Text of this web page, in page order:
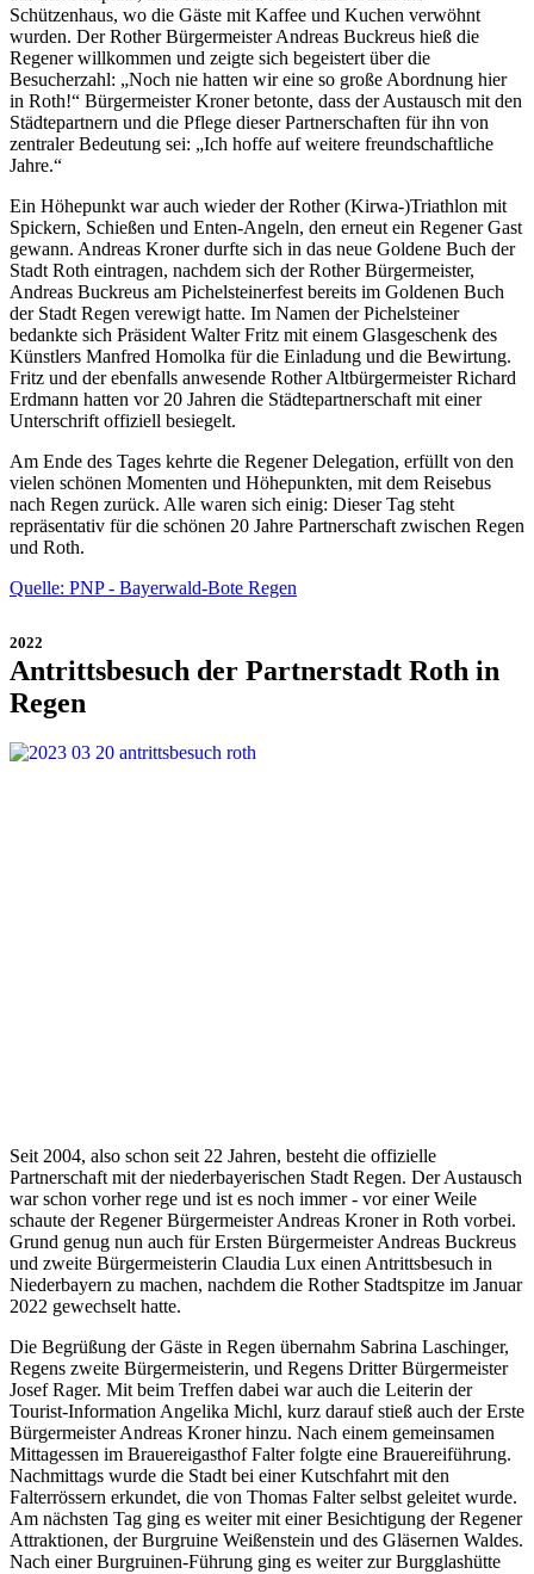
Schützenhaus, wo die Gäste mit Kaffee und Kuchen verwöhnt
wurden. Der Rother Bürgermeister Andreas Buckreus hieß die
Regener willkommen und zeigte sich begeistert über die
Besucherzahl: „Noch nie hatten wir eine so große Abordnung hier
in Roth!“ Bürgermeister Kroner betonte, dass der Austausch mit den
Städtepartnern und die Pflege dieser Partnerschaften für ihn von
zentraler Bedeutung sei: „Ich hoffe auf weitere freundschaftliche
Jahre.“
Ein Höhepunkt war auch wieder der Rother (Kirwa-)Triathlon mit
Spickern, Schießen und Enten-Angeln, den erneut ein Regener Gast
gewann. Andreas Kroner durfte sich in das neue Goldene Buch der
Stadt Roth eintragen, nachdem sich der Rother Bürgermeister,
Andreas Buckreus am Pichelsteinerfest bereits im Goldenen Buch
der Stadt Regen verewigt hatte. Im Namen der Pichelsteiner
bedankte sich Präsident Walter Fritz mit einem Glasgeschenk des
Künstlers Manfred Homolka für die Einladung und die Bewirtung.
Fritz und der ebenfalls anwesende Rother Altbürgermeister Richard
Erdmann hatten vor 20 Jahren die Städtepartnerschaft mit einer
Unterschrift offiziell besiegelt.
Am Ende des Tages kehrte die Regener Delegation, erfüllt von den
vielen schönen Momenten und Höhepunkten, mit dem Reisebus
nach Regen zurück. Alle waren sich einig: Dieser Tag steht
repräsentativ für die schönen 20 Jahre Partnerschaft zwischen Regen
und Roth.
Quelle: PNP - Bayerwald-Bote Regen
2022
Antrittsbesuch der Partnerstadt Roth in
Regen
Seit 2004, also schon seit 22 Jahren, besteht die offizielle
Partnerschaft mit der niederbayerischen Stadt Regen. Der Austausch
war schon vorher rege und ist es noch immer - vor einer Weile
schaute der Regener Bürgermeister Andreas Kroner in Roth vorbei.
Grund genug nun auch für Ersten Bürgermeister Andreas Buckreus
und zweite Bürgermeisterin Claudia Lux einen Antrittsbesuch in
Niederbayern zu machen, nachdem die Rother Stadtspitze im Januar
2022 gewechselt hatte.
Die Begrüßung der Gäste in Regen übernahm Sabrina Laschinger,
Regens zweite Bürgermeisterin, und Regens Dritter Bürgermeister
Josef Rager. Mit beim Treffen dabei war auch die Leiterin der
Tourist-Information Angelika Michl, kurz darauf stieß auch der Erste
Bürgermeister Andreas Kroner hinzu. Nach einem gemeinsamen
Mittagessen im Brauereigasthof Falter folgte eine Brauereiführung.
Nachmittags wurde die Stadt bei einer Kutschfahrt mit den
Falterrössern erkundet, die von Thomas Falter selbst geleitet wurde.
Am nächsten Tag ging es weiter mit einer Besichtigung der Regener
Attraktionen, der Burgruine Weißenstein und des Gläsernen Waldes.
Nach einer Burgruinen-Führung ging es weiter zur Burgglashütte